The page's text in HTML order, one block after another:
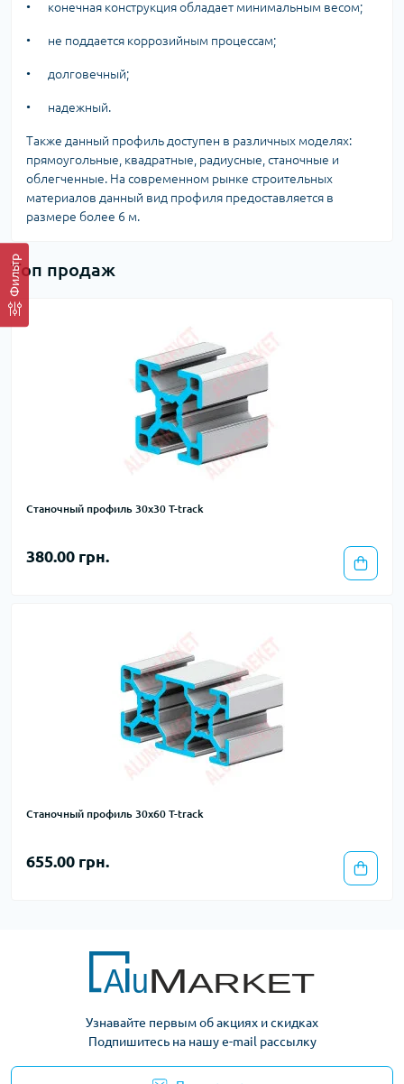
Фильтр
• конечная конструкция обладает минимальным весом;
• не поддается коррозийным процессам;
• долговечный;
• надежный.
Также данный профиль доступен в различных моделях:
прямоугольные, квадратные, радиусные, станочные и
облегченные. На современном рынке строительных
материалов данный вид профиля предоставляется в
размере более 6 м.
Топ продаж
Станочный профиль 30х30 T-track
380.00 грн.
Станочный профиль 30х60 T-track
655.00 грн.
Узнавайте первым об акциях и скидках
Подпишитесь на нашу e-mail рассылку